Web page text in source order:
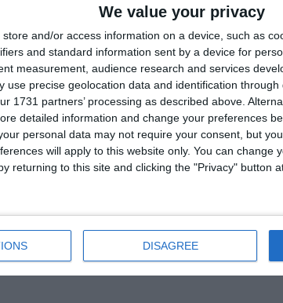
We value your privacy
store and/or access information on a device, such as
and standard information sent by a device for
measurement, audience research and services
use precise geolocation data and identification
1731 partners’ processing as described above.
detailed information and change your preferences
personal data may not require your consent, but
will apply to this website only. You can change
returning to this site and clicking the "Privacy" button
DISAGREE
e l’organizzazione delle attività di
territorio regionale, comprese le aree
regionali, mentre restano esclusi i
valgono specifiche disposizioni di
per le Polizie Provinciali, soggetto
progetti che consentano l’utilizzo
non depotenziata, qualora sia
Questura territoriale.